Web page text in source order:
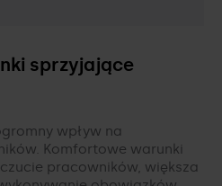
sprzyjające
wpływ na
Komfortowe warunki
pracowników, większa